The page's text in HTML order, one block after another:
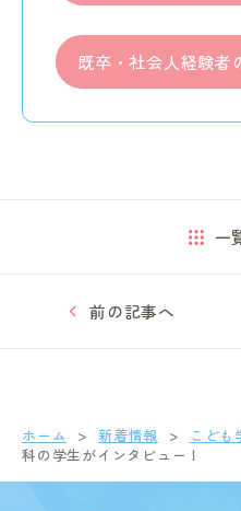
既卒・社会人経験者
前の記事へ
一
ホーム 新着情報 こども
科の学生がインタビュー！